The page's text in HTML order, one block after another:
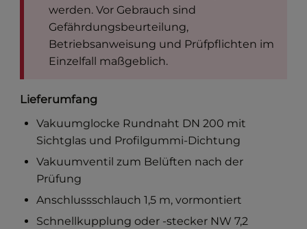
werden. Vor Gebrauch sind
Gefährdungsbeurteilung,
Betriebsanweisung und Prüfpflichten im
Einzelfall maßgeblich.
Lieferumfang
Vakuumglocke Rundnaht DN 200 mit
Sichtglas und Profilgummi-Dichtung
Vakuumventil zum Belüften nach der
Prüfung
Anschlussschlauch 1,5 m, vormontiert
Schnellkupplung oder -stecker NW 7,2